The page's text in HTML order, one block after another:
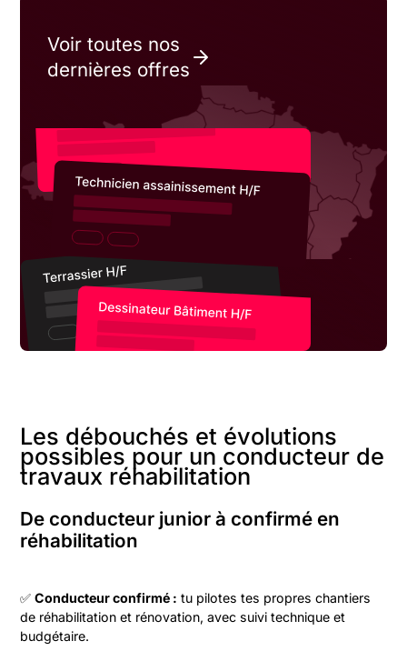
Voir toutes nos
dernières offres
Les débouchés et évolutions
possibles pour un conducteur de
travaux réhabilitation
De conducteur junior à confirmé en
réhabilitation
✅Conducteur confirmé : tu pilotes tes propres chantiers
de réhabilitation et rénovation, avec suivi technique et
budgétaire.